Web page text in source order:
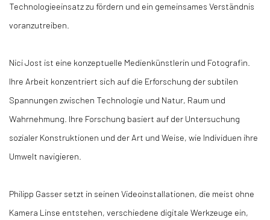
Technologieeinsatz zu fördern und ein gemeinsames Verständnis
voranzutreiben.
Nici Jost ist eine konzeptuelle Medienkünstlerin und Fotografin.
Ihre Arbeit konzentriert sich auf die Erforschung der subtilen
Spannungen zwischen Technologie und Natur, Raum und
Wahrnehmung. Ihre Forschung basiert auf der Untersuchung
sozialer Konstruktionen und der Art und Weise, wie Individuen ihre
Umwelt navigieren.
Philipp Gasser setzt in seinen Videoinstallationen, die meist ohne
Kamera Linse entstehen, verschiedene digitale Werkzeuge ein,